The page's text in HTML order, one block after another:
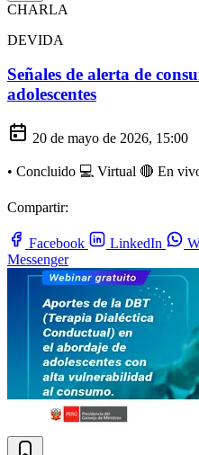
CHARLA
DEVIDA
Señales de alerta de
adolescentes
20 de mayo de 2026, 15:00
• Concluido 💻 Virtual 🔴 En
Compartir:
Facebook LinkedIn
Messenger